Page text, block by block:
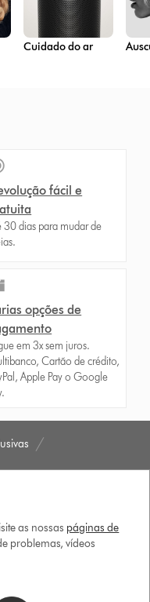
Cuidado do ar
fácil e
30 dias para mudar de
opções de
em 3x sem juros.
Cartão de crédito,
Apple Pay o Google
as nossas páginas de
problemas, vídeos